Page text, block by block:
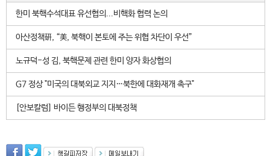
한미 북핵수석대표 유선협의...비핵화 협력 논의
아산정책硏, “美, 북핵이 본토에 주는 위협 차단이 우선”
노규덕-성 김, 북핵문제 관련 한미 양자 화상협의
G7 정상 "미국의 대북외교 지지…북한에 대화재개 촉구"
[안보칼럼] 바이든 행정부의 대북정책